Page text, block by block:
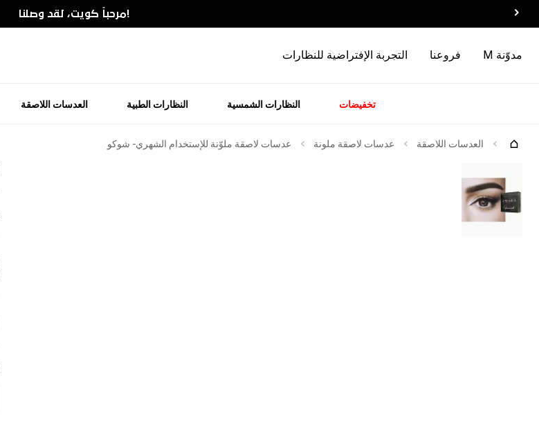
!مرحباً كويت، لقد وصلنا
مدوّنة M فروعنا التجربة الإفتراضية للنظارات
تخفيضات النظارات الشمسية النظارات الطبية العدسات اللاصقة
العدسات اللاصقة عدسات لاصقة ملونة عدسات لاصقة ملوّنة للإستخدام الشهري - شوكو